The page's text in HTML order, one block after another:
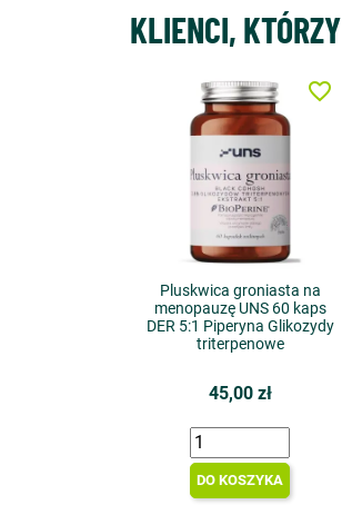
KLIENCI,
Pluskwica groniasta na
menopauzę UNS 60 kaps
DER 5:1 Piperyna Glikozydy
triterpenowe
45,00 zł
DO KOSZYKA
favorite_border